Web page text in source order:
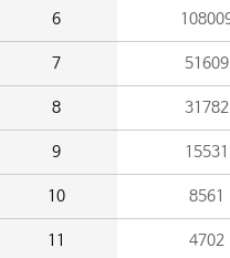
6
7 51609
8 31782
9 15531
10 8561
11 4702